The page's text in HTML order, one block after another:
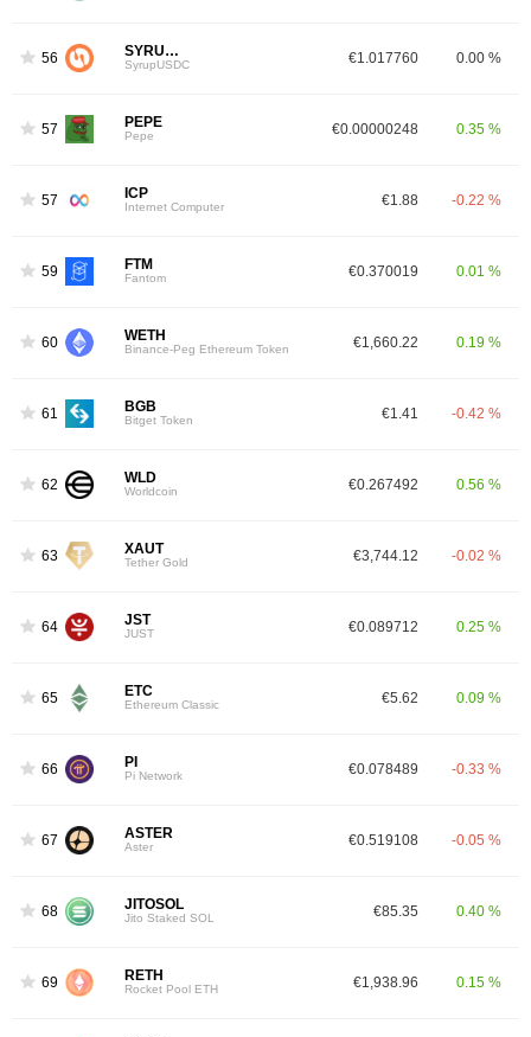
56 SYRUPUSDC
SyrupUSDC €1.017760 0.00 %
57 PEPE
Pepe €0.00000248 0.35 %
57 ICP
Internet Computer €1.88 -0.22 %
59 FTM
Fantom €0.370019 0.01 %
60 WETH
Binance-Peg Ethereum Token €1,660.22 0.19 %
61 BGB
Bitget Token €1.41 -0.42 %
62 WLD
Worldcoin €0.267492 0.56 %
63 XAUT
Tether Gold €3,744.12 -0.02 %
64 JST
JUST €0.089712 0.25 %
65 ETC
Ethereum Classic €5.62 0.09 %
66 PI
Pi Network €0.078489 -0.33 %
67 ASTER
Aster €0.519108 -0.05 %
68 JITOSOL
Jito Staked SOL €85.35 0.40 %
69 RETH
Rocket Pool ETH €1,938.96 0.15 %